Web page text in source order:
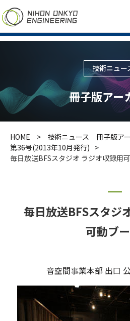
技術ニュー
冊子版アー
HOME
技術ニュース 冊子版ア
第36号(2013年10月発行)
毎日放送BFSスタジオ ラジオ収録用
毎日放送BFSスタジ
可動ブ
音空間事業本部 出口